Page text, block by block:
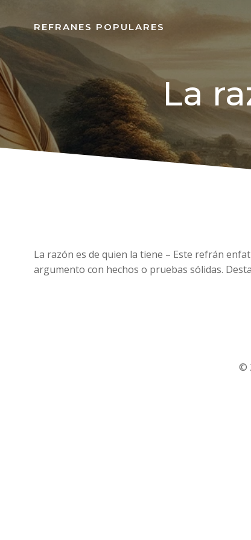
REFRANES POPULARES
La
La razón es de quien la tiene – Este refrán
argumento con hechos o pruebas sólidas.
©